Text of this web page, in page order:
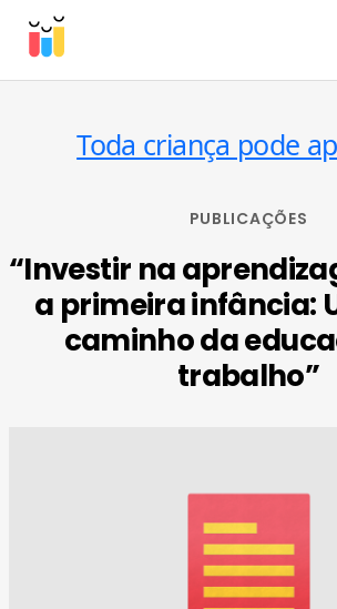
Toda criança pode
PUBLICAÇÕES
“Investir na
a primeira infância:
caminho da
trabalho”